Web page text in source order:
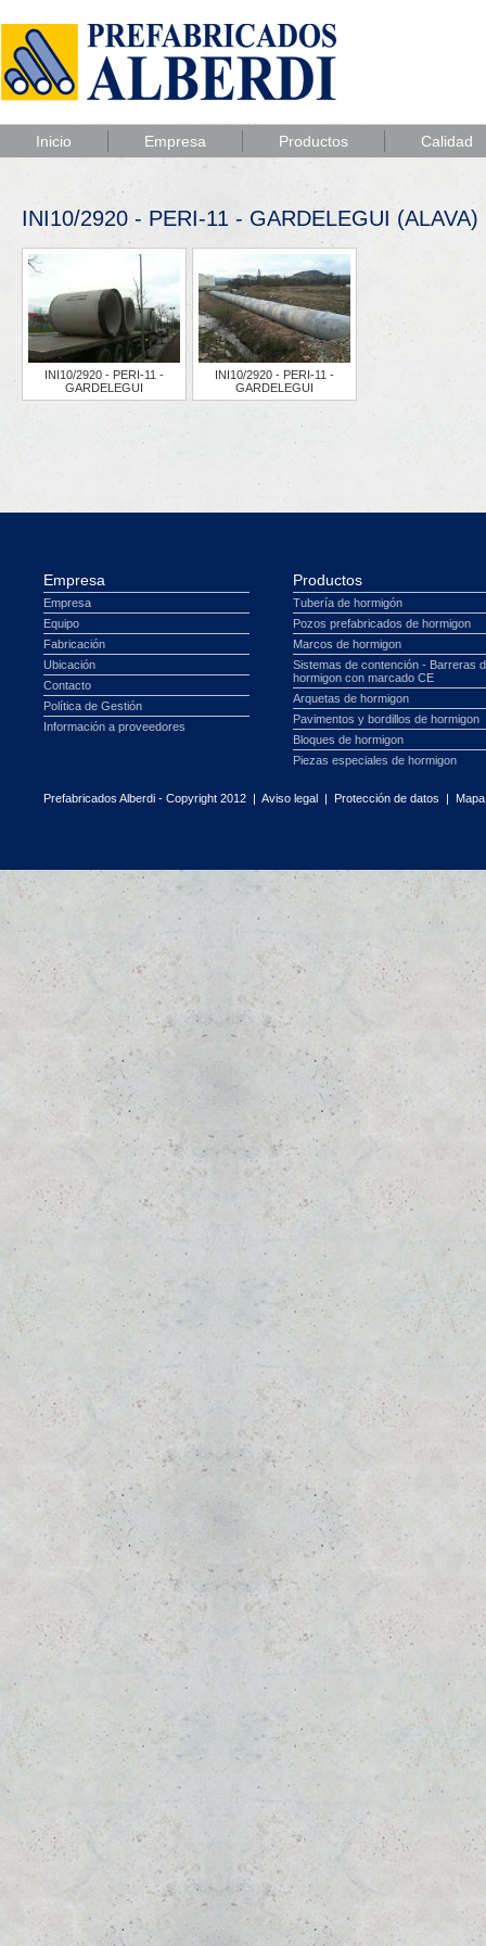
Inicio Empresa Productos Calidad
INI10/2920 - PERI-11 - GARDELEGUI (ALAVA)
INI10/2920 - PERI-11 -
GARDELEGUI
INI10/2920 - PERI-11 -
GARDELEGUI
Empresa
Empresa
Equipo
Fabricación
Ubicación
Contacto
Política de Gestión
Información a proveedores
Productos
Tubería de hormigón
Pozos prefabricados de hormigon
Marcos de hormigon
Sistemas de contención - Barreras
hormigon con marcado CE
Arquetas de hormigon
Pavimentos y bordillos de hormigon
Bloques de hormigon
Piezas especiales de hormigon
Prefabricados Alberdi - Copyright 2012 | Aviso legal | Protección de datos |